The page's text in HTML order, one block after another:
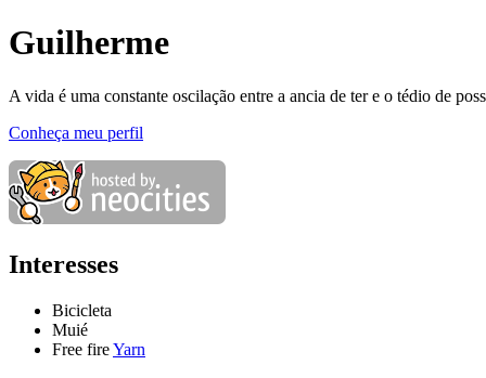
Guilherme
A vida é uma constante oscilação entre a ancia de ter e o tédio de
Conheça meu perfil
Interesses
Bicicleta
Muié
Free fireYarn